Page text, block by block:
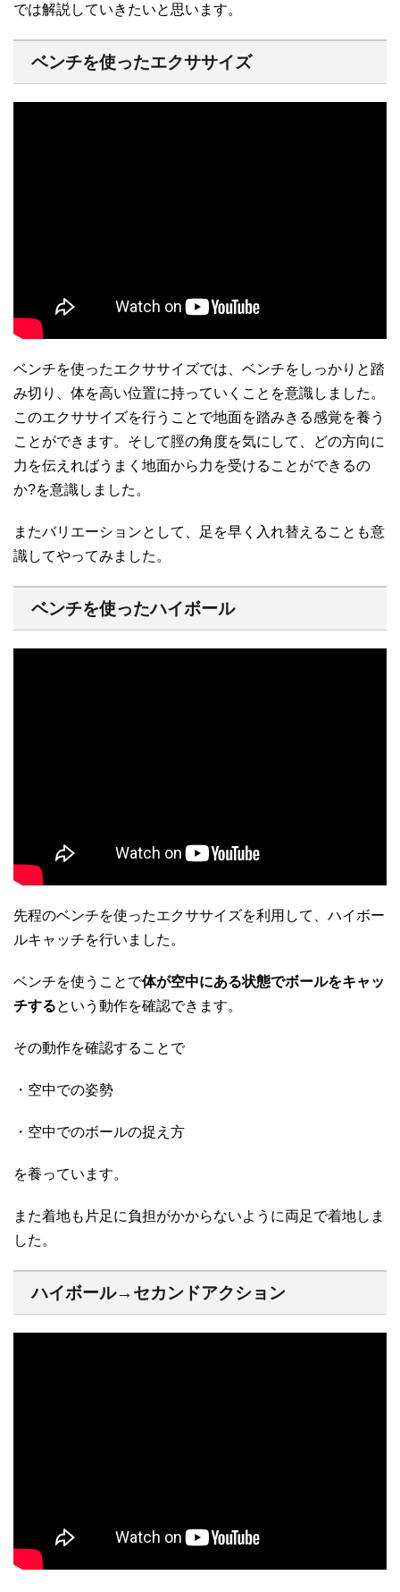
では解説していきたいと思います。
ベンチを使ったエクササイズ
ベンチを使ったエクササイズでは、ベンチをしっかりと踏
み切り、体を高い位置に持っていくことを意識しました。
このエクササイズを行うことで地面を踏みきる感覚を養う
ことができます。そして脛の角度を気にして、どの方向に
力を伝えればうまく地面から力を受けることができるの
か?を意識しました。
またバリエーションとして、足を早く入れ替えることも意
識してやってみました。
ベンチを使ったハイボール
先程のベンチを使ったエクササイズを利用して、ハイボー
ルキャッチを行いました。
ベンチを使うことで体が空中にある状態でボールをキャッ
チするという動作を確認できます。
その動作を確認することで
・空中での姿勢
・空中でのボールの捉え方
を養っています。
また着地も片足に負担がかからないように両足で着地しま
した。
ハイボール→セカンドアクション